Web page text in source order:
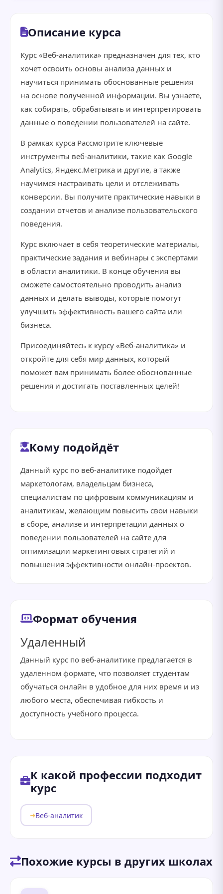
Описание курса
Курс «Веб-аналитика» предназначен для тех, кто
хочет освоить основы анализа данных и
научиться принимать обоснованные решения
на основе полученной информации. Вы узнаете,
как собирать, обрабатывать и интерпретировать
данные о поведении пользователей на сайте.
В рамках курса Рассмотрите ключевые
инструменты веб-аналитики, такие как Google
Analytics, Яндекс.Метрика и другие, а также
научимся настраивать цели и отслеживать
конверсии. Вы получите практические навыки в
создании отчетов и анализе пользовательского
поведения.
Курс включает в себя теоретические материалы,
практические задания и вебинары с экспертами
в области аналитики. В конце обучения вы
сможете самостоятельно проводить анализ
данных и делать выводы, которые помогут
улучшить эффективность вашего сайта или
бизнеса.
Присоединяйтесь к курсу «Веб-аналитика» и
откройте для себя мир данных, который
поможет вам принимать более обоснованные
решения и достигать поставленных целей!
Кому подойдёт
Данный курс по веб-аналитике подойдет
маркетологам, владельцам бизнеса,
специалистам по цифровым коммуникациям и
аналитикам, желающим повысить свои навыки
в сборе, анализе и интерпретации данных о
поведении пользователей на сайте для
оптимизации маркетинговых стратегий и
повышения эффективности онлайн-проектов.
Формат обучения
Удаленный
Данный курс по веб-аналитике предлагается в
удаленном формате, что позволяет студентам
обучаться онлайн в удобное для них время и из
любого места, обеспечивая гибкость и
доступность учебного процесса.
К какой профессии подходит
курс
Веб-аналитик
Похожие курсы в других школах